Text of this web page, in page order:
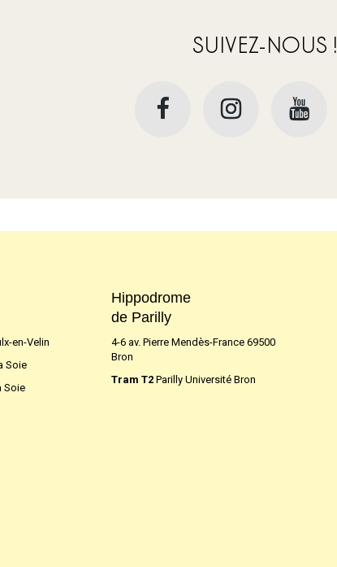
SUIVEZ-NOUS !
en-Velin
Soie
Soie
Hippodrome
de Parilly
4-6 av. Pierre Mendès-France 69500
Bron
Tram T2Parilly Université Bron